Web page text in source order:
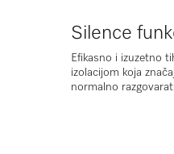
Silence
Efikasno i izuzetno
izolacijom koja
normalno